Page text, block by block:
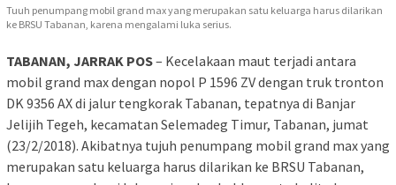
Tuuh penumpang mobil grand max yang merupakan satu keluarga harus dilarikan
ke BRSU Tabanan, karena mengalami luka serius.
TABANAN, JARRAK POS– Kecelakaan maut terjadi antara
mobil grand max dengan nopol P 1596 ZV dengan truk tronton
DK 9356 AX di jalur tengkorak Tabanan, tepatnya di Banjar
Jelijih Tegeh, kecamatan Selemadeg Timur, Tabanan, jumat
(23/2/2018). Akibatnya tujuh penumpang mobil grand max yang
merupakan satu keluarga harus dilarikan ke BRSU Tabanan,